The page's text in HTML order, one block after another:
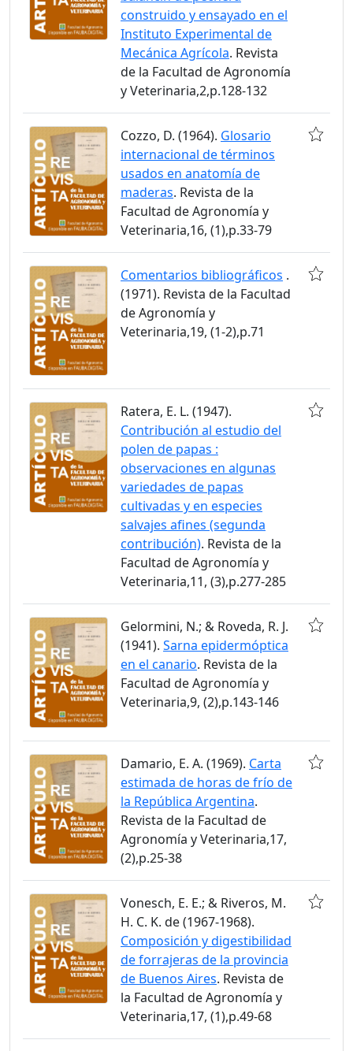
construido y ensayado en el
Instituto Experimental de
Mecánica Agrícola. Revista
de la Facultad de Agronomía
y Veterinaria,2,p.128-132
Cozzo, D. (1964). Glosario
internacional de términos
usados en anatomía de
maderas. Revista de la
Facultad de Agronomía y
Veterinaria,16, (1),p.33-79
Comentarios bibliográficos .
(1971). Revista de la Facultad
de Agronomía y
Veterinaria,19, (1-2),p.71
Ratera, E. L. (1947).
Contribución al estudio del
polen de papas :
observaciones en algunas
variedades de papas
cultivadas y en especies
salvajes afines (segunda
contribución). Revista de la
Facultad de Agronomía y
Veterinaria,11, (3),p.277-285
Gelormini, N.; & Roveda, R. J.
(1941). Sarna epidermóptica
en el canario. Revista de la
Facultad de Agronomía y
Veterinaria,9, (2),p.143-146
Damario, E. A. (1969). Carta
estimada de horas de frío de
la República Argentina.
Revista de la Facultad de
Agronomía y Veterinaria,17,
(2),p.25-38
Vonesch, E. E.; & Riveros, M.
H. C. K. de (1967-1968).
Composición y digestibilidad
de forrajeras de la provincia
de Buenos Aires. Revista de
la Facultad de Agronomía y
Veterinaria,17, (1),p.49-68